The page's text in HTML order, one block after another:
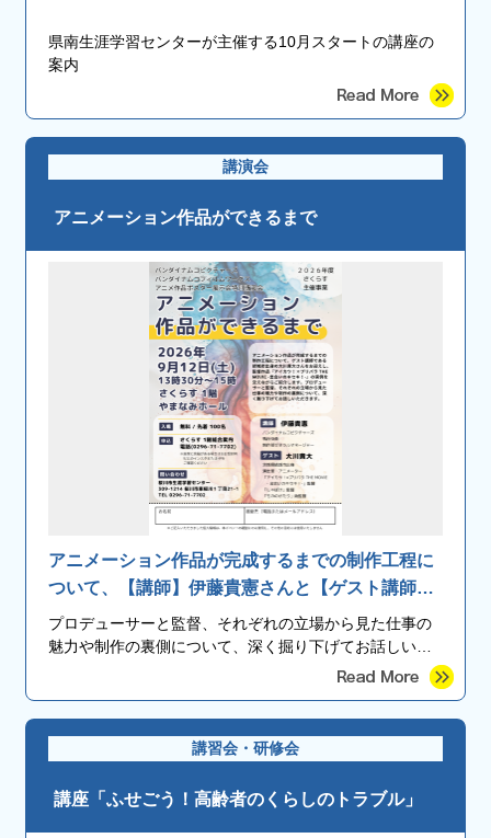
県南生涯学習センターが主催する10月スタートの講座の
案内
講演会
アニメーション作品ができるまで
アニメーション作品が完成するまでの制作工程に
ついて、【講師】伊藤貴憲さんと【ゲスト講師】
結城市出身の大川貴大さんをお迎えし、監督作品
『アイカツ！×プリパラＴＨＥＭＯＶＩＥ-出会い
のキセキ！-』の実例を交えながら紹介します。
プロデューサーと監督、それぞれの立場から見た仕事の
魅力や制作の裏側について、深く掘り下げてお話しいた
講習会・研修会
講座「ふせごう！高齢者のくらしのトラブル」